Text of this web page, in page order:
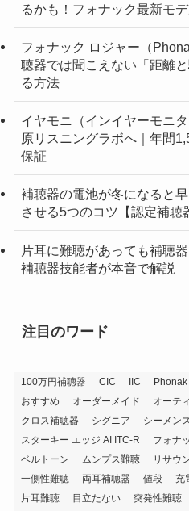
るかも！フォナック最新モ
フォナック ロジャー（
聴器では聞こえない「距離
る方法
イヤモニ（インイヤーモニ
原リスニングラボへ｜年間
保証
補聴器の電池が冬になると
させる5つのコツ【認定補聴
片耳に難聴があっても補聴
補聴器技能者が本音で解説
注目のワード
100万円補聴器 CIC IIC Phonak
おすすめ
オーダーメイド オーテ
クロス補聴器
シグニア シーメンス
スターキー エッジ AI ITC-R
フォナ
ベルトーン
ムンプス難聴 リサウ
一側性難聴
両耳補聴器 値段 充
片耳難聴
目立たない 突発性難聴